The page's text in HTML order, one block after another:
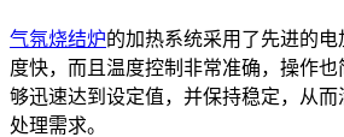
气氛烧结炉的加热系统采用了先进的
度快，而且温度控制非常准确，操作
够迅速达到设定值，并保持稳定，从
处理需求。